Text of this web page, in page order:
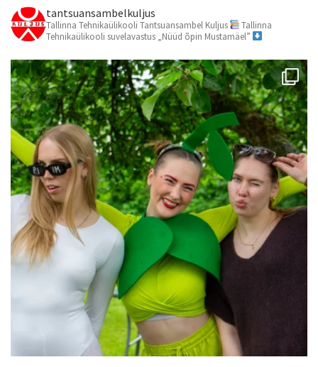
tantsuansambelkuljus
Tallinna Tehnikaülikooli Tantsuansambel Kuljus
Tallinna
Tehnikaülikooli suvelavastus „Nüüd õpin Mustamäel”